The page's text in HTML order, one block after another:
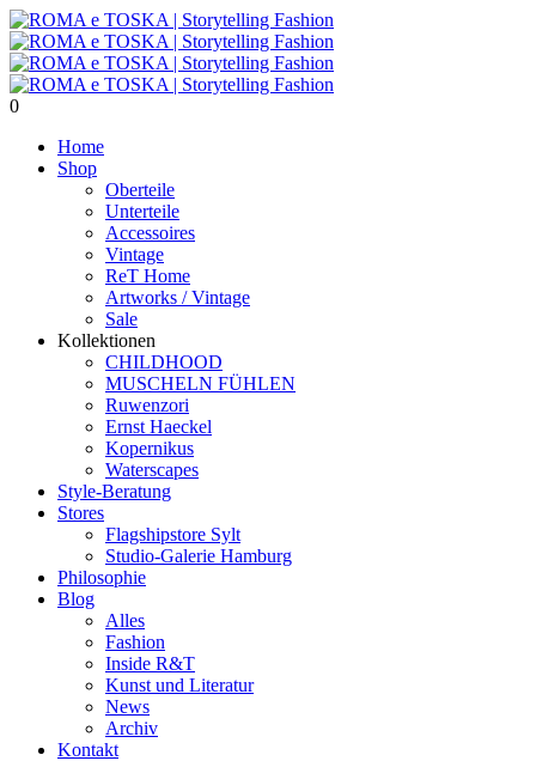
0
Home
Shop
Oberteile
Unterteile
Accessoires
Vintage
ReT Home
Artworks / Vintage
Sale
Kollektionen
CHILDHOOD
MUSCHELN FÜHLEN
Ruwenzori
Ernst Haeckel
Kopernikus
Waterscapes
Style-Beratung
Stores
Flagshipstore Sylt
Studio-Galerie Hamburg
Philosophie
Blog
Alles
Fashion
Inside R&T
Kunst und Literatur
News
Archiv
Kontakt